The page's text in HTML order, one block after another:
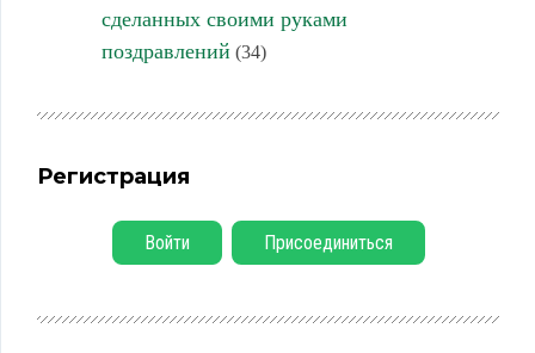
сделанных своими руками
поздравлений (34)
Регистрация
Войти Присоединиться